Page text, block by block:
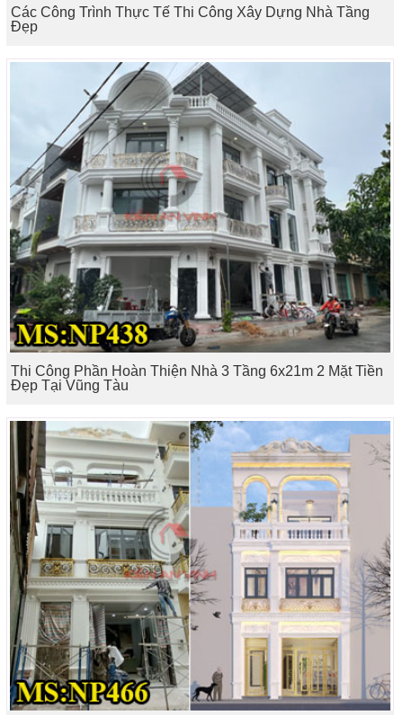
Các Công Trình Thực Tế Thi Công Xây Dựng Nhà Tầng
Đẹp
Thi Công Phần Hoàn Thiện Nhà 3 Tầng 6x21m 2 Mặt Tiền
Đẹp Tại Vũng Tàu